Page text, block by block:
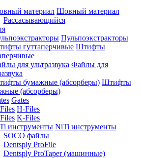
Шовный материал
Рассасывающийся
Пульпоэкстракторы
Штифты
Файлы для
Штифты
(абсорберы)
Gates
H-Files
K-Files
NiTi инструменты
SOCO файлы
Dentsply ProFile
Dentsply ProTaper (машинные)